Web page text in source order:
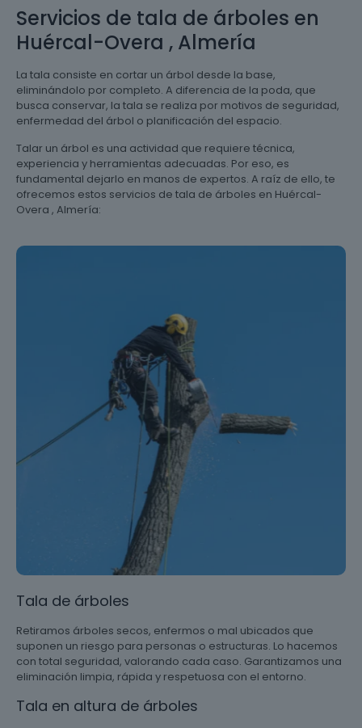
Servicios de tala de árboles en
Huércal-Overa , Almería
La tala consiste en cortar un árbol desde la base,
eliminándolo por completo. A diferencia de la poda, que
busca conservar, la tala se realiza por motivos de seguridad,
enfermedad del árbol o planificación del espacio.
Talar un árbol es una actividad que requiere técnica,
experiencia y herramientas adecuadas. Por eso, es
fundamental dejarlo en manos de expertos. A raíz de ello, te
ofrecemos estos servicios de tala de árboles en Huércal-
Overa , Almería:
Tala de árboles
Retiramos árboles secos, enfermos o mal ubicados que
suponen un riesgo para personas o estructuras. Lo hacemos
con total seguridad, valorando cada caso. Garantizamos una
eliminación limpia, rápida y respetuosa con el entorno.
Tala en altura de árboles